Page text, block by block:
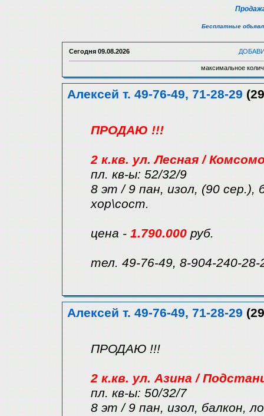
Бесплатные
Сегодня 09.08.2026
максимальное
Алексей т. 49-76-49, 71-28-29
ПРОДАЮ !!!
2 к.кв. ул. Лесная /
пл. кв-ы: 52/32/9
8 эт / 9 пан, изол, (90 сер.),
хор\сост.
цена - 1.790.000 руб.
тел. 49-76-49, 8-904-240-28-
Алексей т. 49-76-49, 71-28-29
ПРОДАЮ !!!
2 к.кв. ул. Азина /
пл. кв-ы: 50/32/7
8 эт / 9 пан, изол, балкон,